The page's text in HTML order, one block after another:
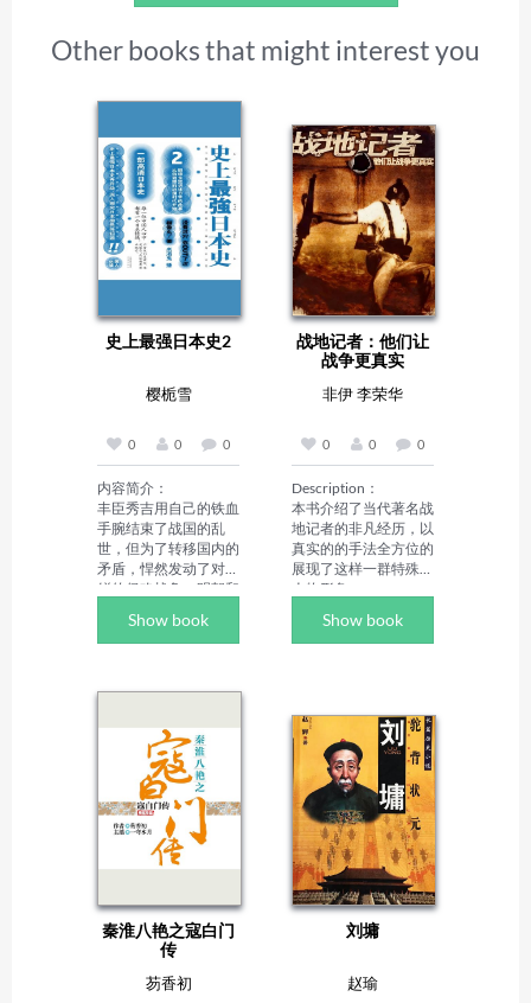
Other books that might interest you
史上最强日本史2
樱栀雪
0 0 0
内容简介：
丰臣秀吉用自己的铁血
手腕结束了战国的乱
世，但为了转移国内的
矛盾，悍然发动了对朝
鲜的侵略战争。明朝和
和日军进行了长达七年
的战斗，最终迫使日本
者丰臣秀吉因此郁郁而
弱，导致大权旁落。最
终，以维护丰臣家政权
为己任的石田三成，与
当时日本实际上的统治
者德川家康之间，爆发
了一场规模空前的决
战，最后在关原决战
中，德川家康一举击败
整个天下，并建立了德
川幕府，拉开了长达两
百多年的江户幕府时
作者简介：
Show book
战地记者：他们让
战争更真实
非伊 李荣华
0 0 0
Description：
本书介绍了当代著名战
地记者的非凡经历，以
真实的的手法全方位的
展现了这样一群特殊的
人物形象。
李子迟，原名肖飞，
1974 年生于湖南祁
讲师、广西大学在职研
究生，现居北京，是资
深自由撰稿人、影视出
版文化项目策划人，还
担任多所大学兼职教授
与导师，全国作家协会
会员（曾经），发表及
出版各类作品累计超
300 万字，著作达 60
余部，创作领域横跨教
育、文史、传记、小说
系的专业背景，搭配高
校教学经历，让他对教
Show book
秦淮八艳之寇白门
传
芴香初
刘墉
赵瑜